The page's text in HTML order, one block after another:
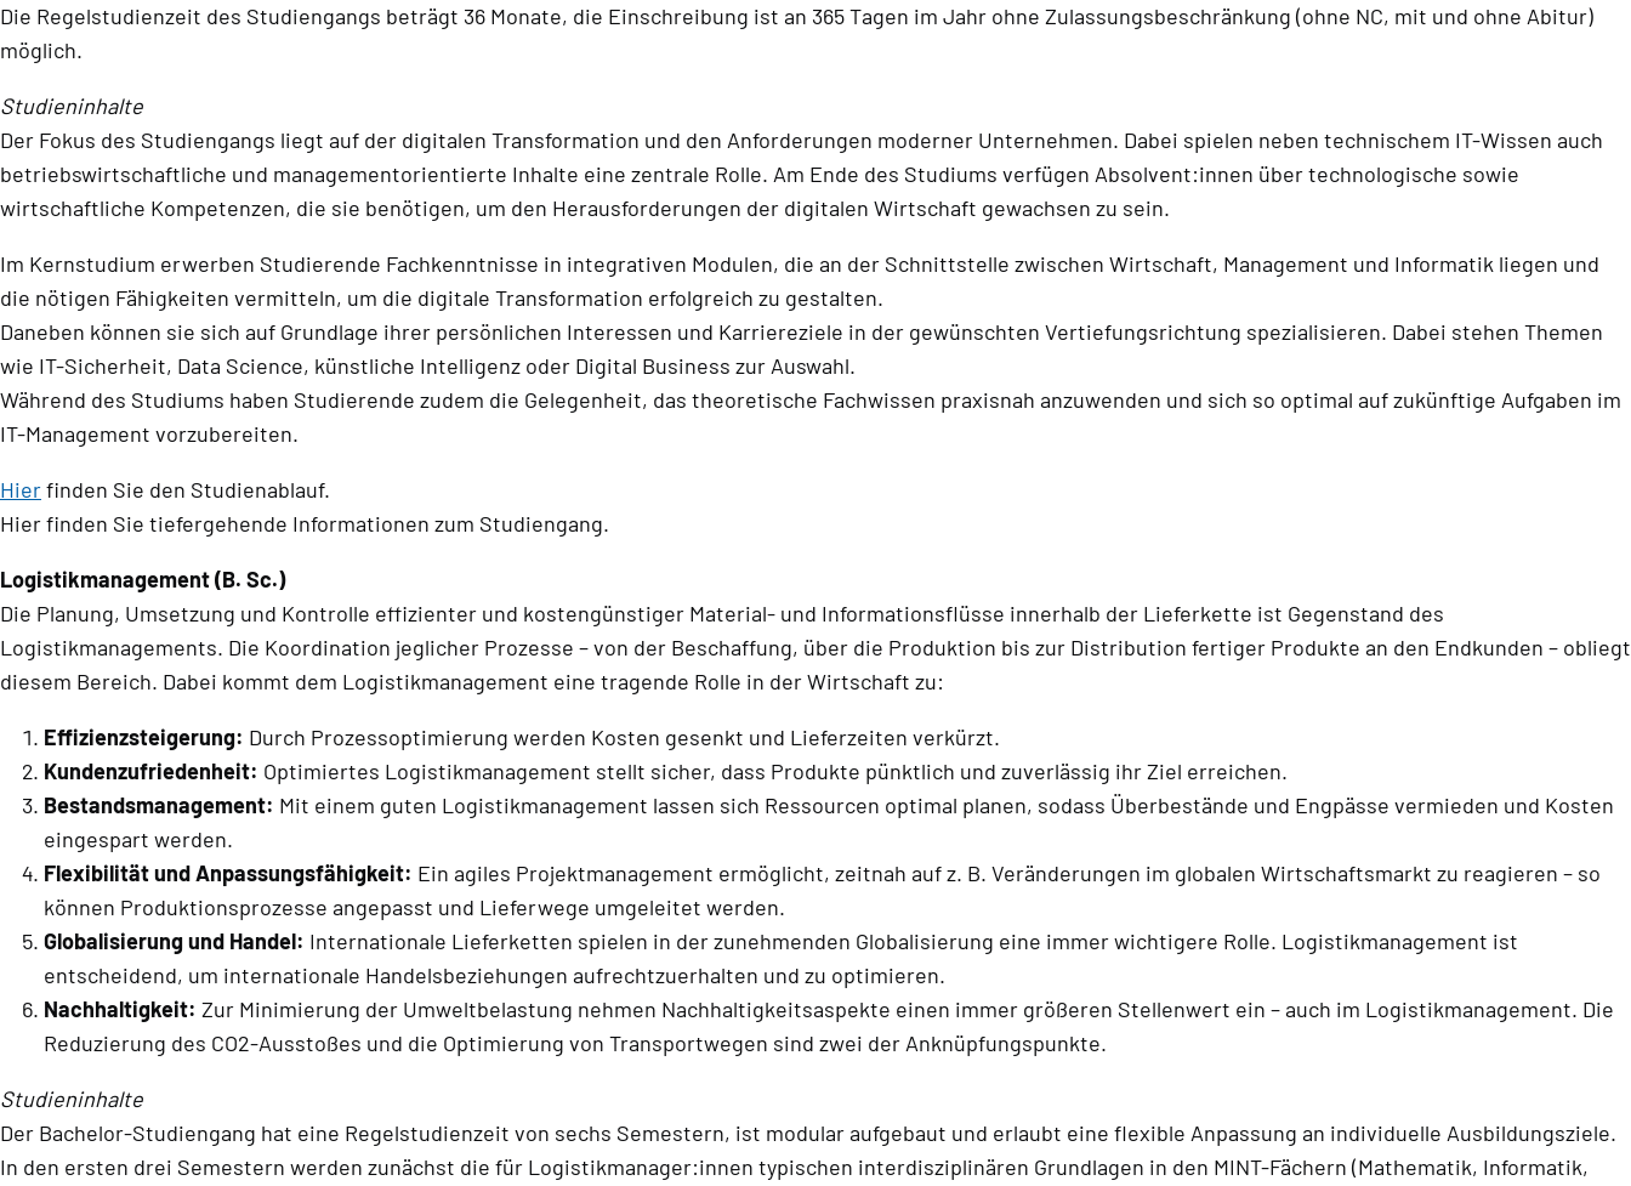
Die Regelstudienzeit des Studiengangs beträgt 36 Monate, die Einschreibung ist an 365 Tagen im Jahr ohne Zulassungsbeschränkung (ohne NC, mit und ohne Abitur)
möglich.
Studieninhalte
Der Fokus des Studiengangs liegt auf der digitalen Transformation und den Anforderungen moderner Unternehmen. Dabei spielen neben technischem IT-Wissen auch
betriebswirtschaftliche und managementorientierte Inhalte eine zentrale Rolle. Am Ende des Studiums verfügen Absolvent:innen über technologische sowie
wirtschaftliche Kompetenzen, die sie benötigen, um den Herausforderungen der digitalen Wirtschaft gewachsen zu sein.
Im Kernstudium erwerben Studierende Fachkenntnisse in integrativen Modulen, die an der Schnittstelle zwischen Wirtschaft, Management und Informatik liegen und
die nötigen Fähigkeiten vermitteln, um die digitale Transformation erfolgreich zu gestalten.
Daneben können sie sich auf Grundlage ihrer persönlichen Interessen und Karriereziele in der gewünschten Vertiefungsrichtung spezialisieren. Dabei stehen Themen
wie IT-Sicherheit, Data Science, künstliche Intelligenz oder Digital Business zur Auswahl.
Während des Studiums haben Studierende zudem die Gelegenheit, das theoretische Fachwissen praxisnah anzuwenden und sich so optimal auf zukünftige Aufgaben im
IT-Management vorzubereiten.
Hierfinden Sie den Studienablauf.
Hier finden Sie tiefergehende Informationen zum Studiengang.
Logistikmanagement (B. Sc.)
Die Planung, Umsetzung und Kontrolle effizienter und kostengünstiger Material- und Informationsflüsse innerhalb der Lieferkette ist Gegenstand des
Logistikmanagements. Die Koordination jeglicher Prozesse – von der Beschaffung, über die Produktion bis zur Distribution fertiger Produkte an den Endkunden – obliegt
diesem Bereich. Dabei kommt dem Logistikmanagement eine tragende Rolle in der Wirtschaft zu:
Effizienzsteigerung: Durch Prozessoptimierung werden Kosten gesenkt und Lieferzeiten verkürzt.
Kundenzufriedenheit: Optimiertes Logistikmanagement stellt sicher, dass Produkte pünktlich und zuverlässig ihr Ziel erreichen.
Bestandsmanagement: Mit einem guten Logistikmanagement lassen sich Ressourcen optimal planen, sodass Überbestände und Engpässe vermieden und Kosten
eingespart werden.
Flexibilität und Anpassungsfähigkeit: Ein agiles Projektmanagement ermöglicht, zeitnah auf z. B. Veränderungen im globalen Wirtschaftsmarkt zu reagieren – so
können Produktionsprozesse angepasst und Lieferwege umgeleitet werden.
Globalisierung und Handel: Internationale Lieferketten spielen in der zunehmenden Globalisierung eine immer wichtigere Rolle. Logistikmanagement ist
entscheidend, um internationale Handelsbeziehungen aufrechtzuerhalten und zu optimieren.
Nachhaltigkeit: Zur Minimierung der Umweltbelastung nehmen Nachhaltigkeitsaspekte einen immer größeren Stellenwert ein – auch im Logistikmanagement. Die
Reduzierung des CO2-Ausstoßes und die Optimierung von Transportwegen sind zwei der Anknüpfungspunkte.
Studieninhalte
Der Bachelor-Studiengang hat eine Regelstudienzeit von sechs Semestern, ist modular aufgebaut und erlaubt eine flexible Anpassung an individuelle Ausbildungsziele.
In den ersten drei Semestern werden zunächst die für Logistikmanager:innen typischen interdisziplinären Grundlagen in den MINT-Fächern (Mathematik, Informatik,